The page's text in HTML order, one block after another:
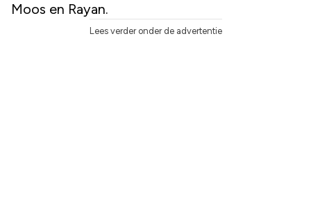
Moos en Rayan.
Lees verder onder de advertentie